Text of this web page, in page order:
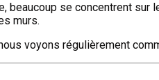
beaucoup se concentrent
murs.
voyons régulièrement